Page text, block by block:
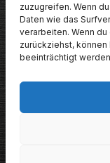
zuzugreifen. Wenn
Daten wie das
verarbeiten. Wenn
zurückziehst,
beeinträchtigt